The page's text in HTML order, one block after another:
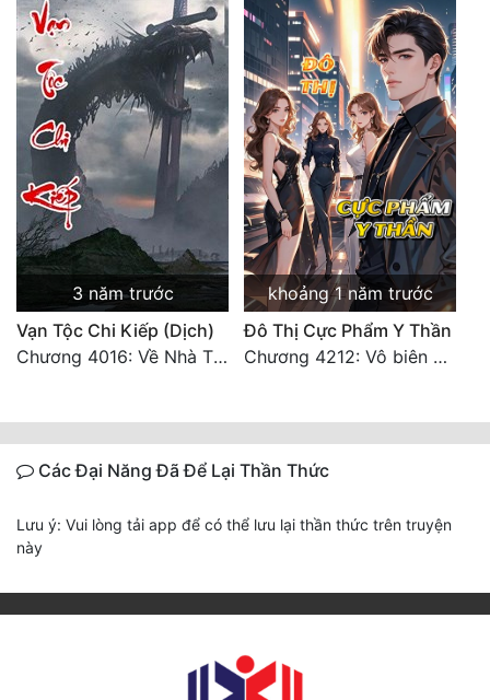
3 năm trước
Vạn Tộc Chi Kiếp (Dịch)
Chương 4016: Về Nhà Thôi... (Đại Kết Cục)
khoảng 1 năm trước
Đô Thị Cực Phẩm Y Thần
Chương 4212: Vô biên hắc ám
Các Đại Năng Đã Để Lại Thần Thức
Lưu ý: Vui lòng tải app để có thể lưu lại thần thức trên truyện
này